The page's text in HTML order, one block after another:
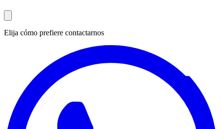
Elija cómo prefiere contactarnos